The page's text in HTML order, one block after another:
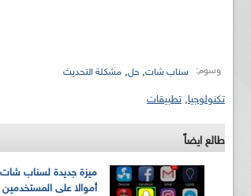
وسوم: سناب شات, حل, مشكلة التحديث
تكنولوجيا, تطبيقات
طالع ايضاً
ميزة جديدة لسناب شات
أموالا على المستخدمين